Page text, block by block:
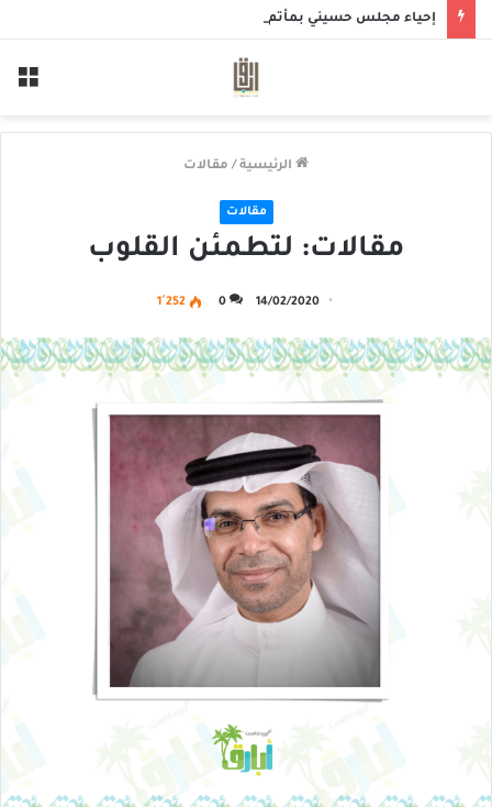
إحياء مجلس حسيني بمأتم الحاج أحمد منصور الخميس
الرئيسية / مقالات
مقالات
مقالات: لتطمئن القلوب
14/02/2020
0 1٬252